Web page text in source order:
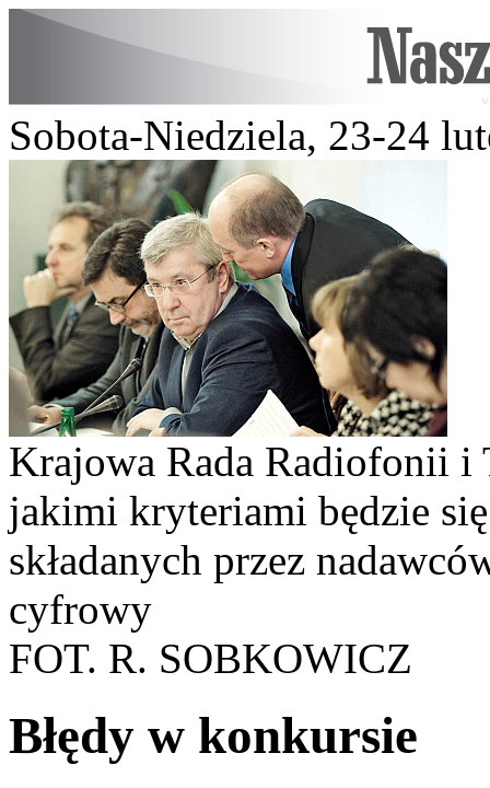
Sobota-Niedziela, 23-24
Krajowa Rada Radiofonii i
jakimi kryteriami będzie
składanych przez
cyfrowy
FOT. R. SOBKOWICZ
Błędy w konkursie